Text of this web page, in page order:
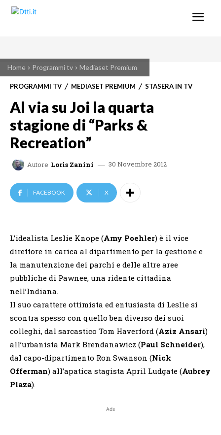
Home Programmi tv Mediaset Premium
PROGRAMMI TV MEDIASET PREMIUM STASERA IN TV
Al via su Joi la quarta
stagione di “Parks &
Recreation”
Autore Loris Zanini 30 Novembre 2012
FACEBOOK X
L’idealista Leslie Knope (Amy Poehler) è il vice
direttore in carica al dipartimento per la gestione e
la manutenzione dei parchi e delle altre aree
pubbliche di Pawnee, una ridente cittadina
nell’Indiana.
Il suo carattere ottimista ed entusiasta di Leslie si
scontra spesso con quello ben diverso dei suoi
colleghi, dal sarcastico Tom Haverford (Aziz Ansari)
all’urbanista Mark Brendanawicz (Paul Schneider),
dal capo-dipartimento Ron Swanson (Nick
Offerman) all’apatica stagista April Ludgate (Aubrey
Plaza).
Ads